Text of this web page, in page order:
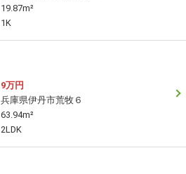
19.87m²
1K
9万円
兵庫県伊丹市荒牧６
63.94m²
2LDK